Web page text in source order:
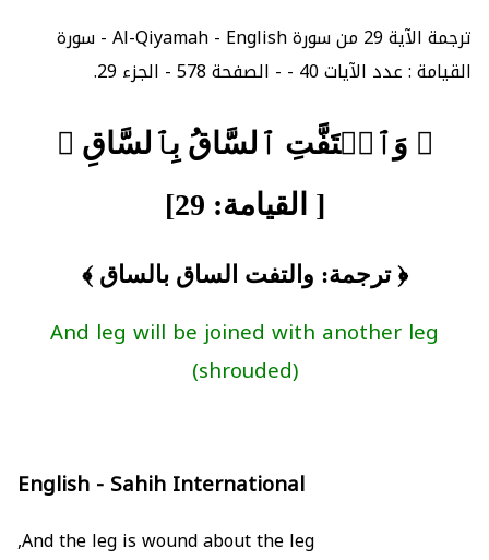
ترجمة الآية 29 من سورة Al-Qiyamah - English - سورة
القيامة : عدد الآيات 40 - - الصفحة 578 - الجزء 29.
﴿ وَٱلۡتَفَّتِ ٱلسَّاقُ بِٱلسَّاقِ ﴾
[ القيامة: 29]
﴿ ترجمة: والتفت الساق بالساق ﴾
And leg will be joined with another leg
(shrouded)
English - Sahih International
And the leg is wound about the leg,